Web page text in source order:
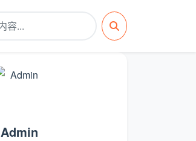
Admin